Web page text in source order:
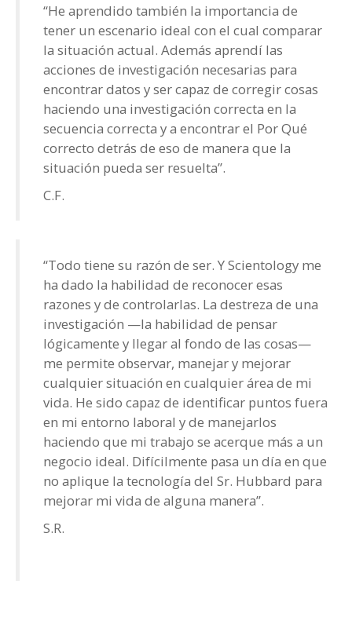
“He aprendido también la importancia de
tener un escenario ideal con el cual comparar
la situación actual. Además aprendí las
acciones de investigación necesarias para
encontrar datos y ser capaz de corregir cosas
haciendo una investigación correcta en la
secuencia correcta y a encontrar el Por Qué
correcto detrás de eso de manera que la
situación pueda ser resuelta”.
C.F.
“Todo tiene su razón de ser. Y Scientology me
ha dado la habilidad de reconocer esas
razones y de controlarlas. La destreza de una
investigación —la habilidad de pensar
lógicamente y llegar al fondo de las cosas—
me permite observar, manejar y mejorar
cualquier situación en cualquier área de mi
vida. He sido capaz de identificar puntos fuera
en mi entorno laboral y de manejarlos
haciendo que mi trabajo se acerque más a un
negocio ideal. Difícilmente pasa un día en que
no aplique la tecnología del Sr. Hubbard para
mejorar mi vida de alguna manera”.
S.R.